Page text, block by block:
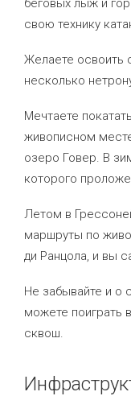
беговых лыж и
свою технику
Желаете освоить
несколько
Мечтаете
живописном
озеро Говер. В
которого
Летом в
маршруты по
ди Ранцола, и вы
Не забывайте и о
можете поиграть
сквош.